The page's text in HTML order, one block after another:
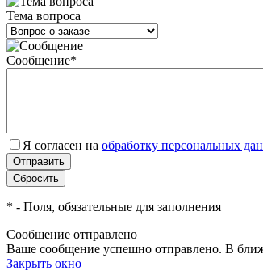
Тема вопроса
Сообщение*
Я согласен на обработку персональных
* - Поля, обязательные для заполнения
Сообщение отправлено
Ваше сообщение успешно отправлено. В
Закрыть окно